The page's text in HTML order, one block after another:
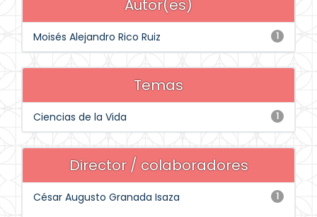
Autor(es)
1
Moisés Alejandro Rico Ruiz
Temas
1
Ciencias de la Vida
Director / colaboradores
1
César Augusto Granada Isaza